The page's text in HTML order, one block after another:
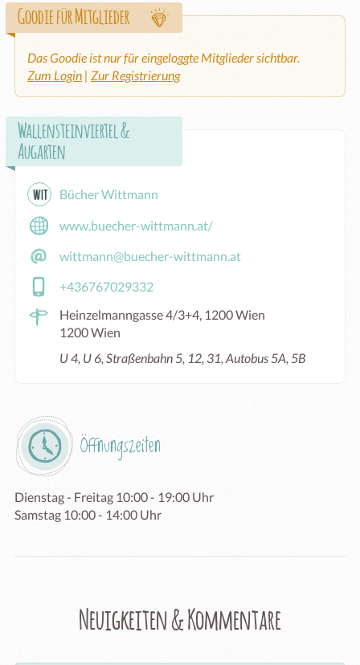
Goodie für Mitglieder
Das Goodie ist nur für eingeloggte Mitglieder sichtbar.
Zum Login | Zur Registrierung
Wallensteinviertel &
Augarten
Bücher Wittmann
www.buecher-wittmann.at/
wittmann@buecher-wittmann.at
+436767029332
Heinzelmanngasse 4/3+4, 1200 Wien
1200 Wien
U 4, U 6, Straßenbahn 5, 12, 31, Autobus 5A, 5B
Öffnungszeiten
Dienstag - Freitag 10:00 - 19:00 Uhr
Samstag 10:00 - 14:00 Uhr
Neuigkeiten & Kommentare